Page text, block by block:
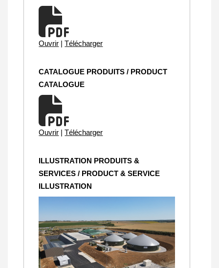
Ouvrir | Télécharger
CATALOGUE PRODUITS / PRODUCT
CATALOGUE
Ouvrir | Télécharger
ILLUSTRATION PRODUITS &
SERVICES / PRODUCT & SERVICE
ILLUSTRATION